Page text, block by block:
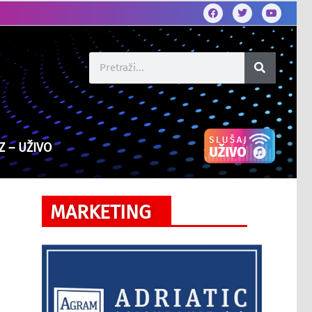
– UŽIVO
MARKETING